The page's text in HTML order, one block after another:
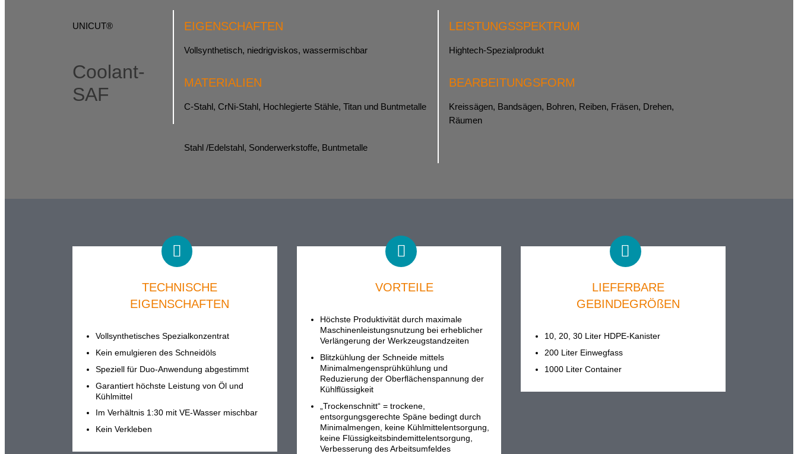
UNICUT®
Coolant-
SAF
EIGENSCHAFTEN
Vollsynthetisch, niedrigviskos, wassermischbar
MATERIALIEN
C-Stahl, CrNi-Stahl, Hochlegierte Stähle, Titan und Buntmetalle
Stahl /Edelstahl, Sonderwerkstoffe, Buntmetalle
LEISTUNGSSPEKTRUM
Hightech-Spezialprodukt
BEARBEITUNGSFORM
Kreissägen, Bandsägen, Bohren, Reiben, Fräsen, Drehen,
Räumen
TECHNISCHE
EIGENSCHAFTEN
Vollsynthetisches Spezialkonzentrat
Kein emulgieren des Schneidöls
Speziell für Duo-Anwendung abgestimmt
Garantiert höchste Leistung von Öl und
Kühlmittel
Im Verhältnis 1:30 mit VE-Wasser mischbar
Kein Verkleben
VORTEILE
Höchste Produktivität durch maximale
Maschinenleistungs­nutzung bei erheblicher
Verlängerung der Werkzeugstandzeiten
Blitzkühlung der Schneide mittels
Minimalmengensprüh­kühlung und
Reduzierung der Oberﬂächenspannung der
Kühlﬂüssigkeit
„Trockenschnitt“ = trockene,
entsorgungsgerechte Späne bedingt durch
Minimalmengen, keine Kühlmittelentsorgung,
keine Flüssigkeitsbindemittel­entsorgung,
Verbesserung des Arbeitsumfeldes
LIEFERBARE
GEBINDEGRÖßEN
10, 20, 30 Liter HDPE-Kanister
200 Liter Einwegfass
1000 Liter Container